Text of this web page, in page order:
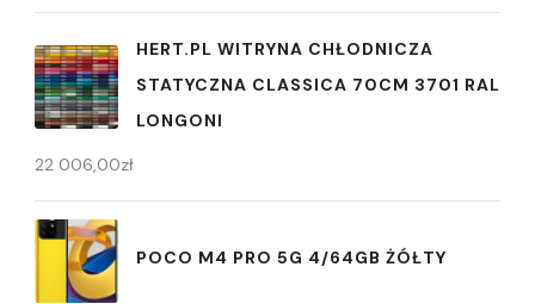
HERT.PL WITRYNA CHŁODNICZA
STATYCZNA CLASSICA 70CM 3701 RAL
LONGONI
22 006,00zł
POCO M4 PRO 5G 4/64GB ŻÓŁTY